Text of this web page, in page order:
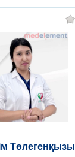
Төлегенқызы